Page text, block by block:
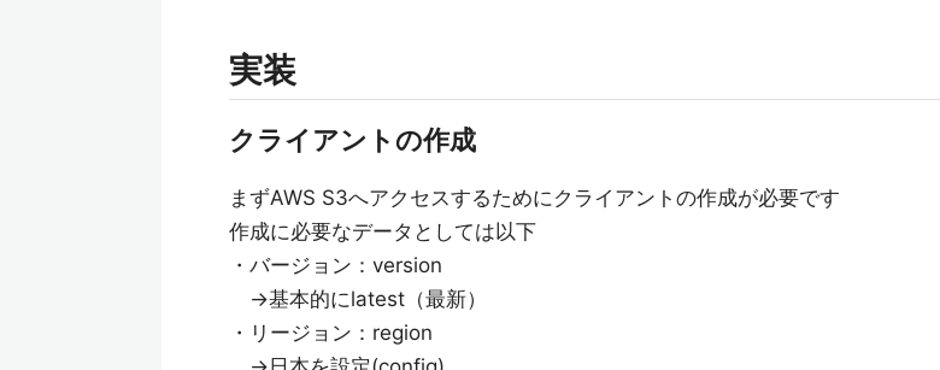
実装
クライアントの作成
まずAWS S3へアクセスするためにクライアントの作成が必要です
作成に必要なデータとしては以下
・バージョン：version
→基本的にlatest（最新）
・リージョン：region